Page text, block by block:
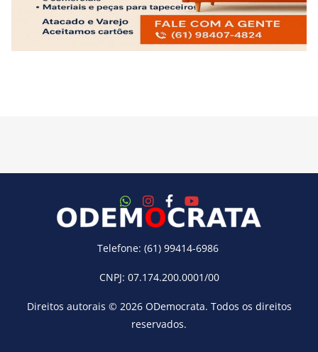
Telefone: (61) 99414-6986
CNPJ: 07.174.200.0001/00
Direitos autorais © 2026 ODemocrata. Todos os direitos
reservados.